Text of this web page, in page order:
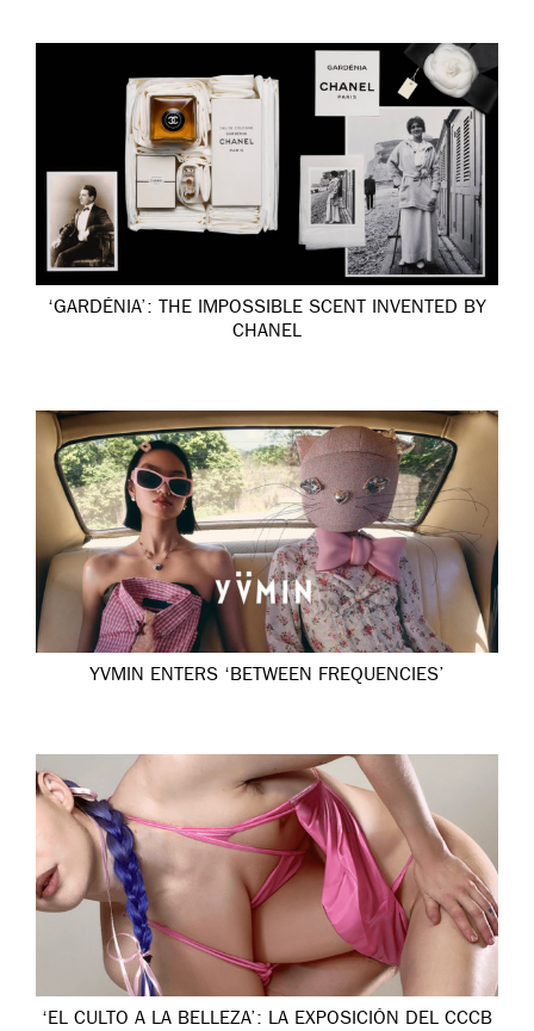
‘GARDÉNIA’: THE IMPOSSIBLE SCENT INVENTED BY
CHANEL
YVMIN ENTERS ‘BETWEEN FREQUENCIES’
‘EL CULTO A LA BELLEZA’: LA EXPOSICIÓN DEL CCCB